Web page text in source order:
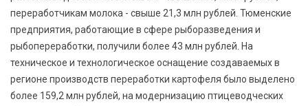
переработчикам молока - свыше 21,3 млн рублей. Тюменские
предприятия, работающие в сфере рыборазведения и
рыбопереработки, получили более 43 млн рублей. На
техническое и технологическое оснащение создаваемых в
регионе производств переработки картофеля было выделено
более 159,2 млн рублей, на модернизацию птицеводческих